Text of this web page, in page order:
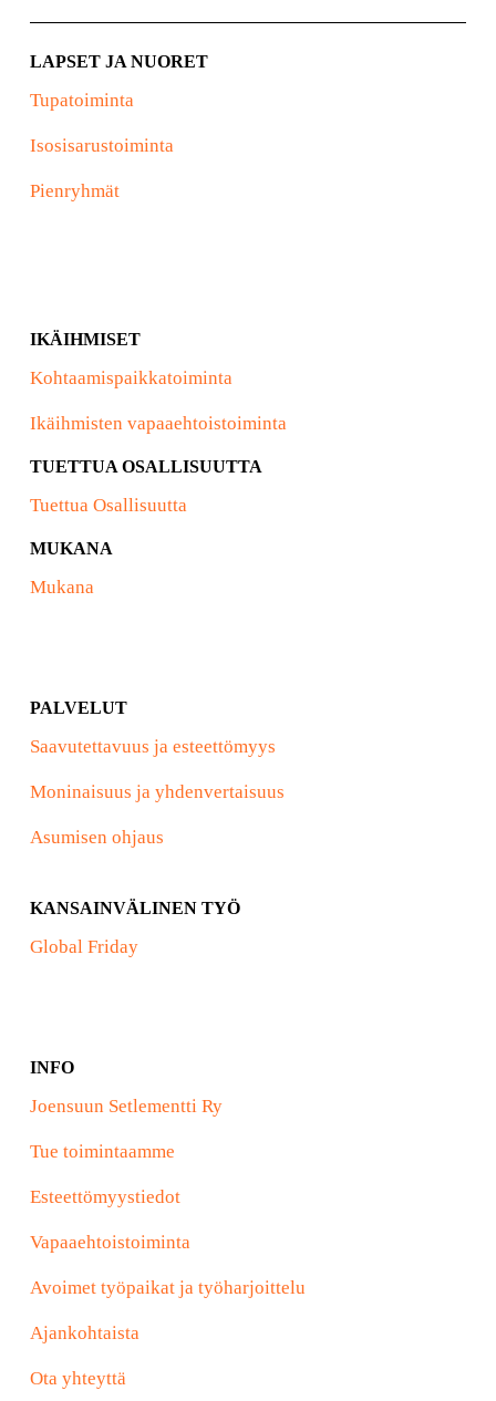
LAPSET JA NUORET
Tupatoiminta
Isosisarustoiminta
Pienryhmät
IKÄIHMISET
Kohtaamispaikkatoiminta
Ikäihmisten vapaaehtoistoiminta
TUETTUA OSALLISUUTTA
Tuettua Osallisuutta
MUKANA
Mukana
PALVELUT
Saavutettavuus ja esteettömyys
Moninaisuus ja yhdenvertaisuus
Asumisen ohjaus
KANSAINVÄLINEN TYÖ
Global Friday
INFO
Joensuun Setlementti Ry
Tue toimintaamme
Esteettömyystiedot
Vapaaehtoistoiminta
Avoimet työpaikat ja työharjoittelu
Ajankohtaista
Ota yhteyttä